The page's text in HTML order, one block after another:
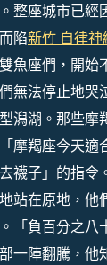
整座城市已經
陷新竹 自律神
魚座們，開始
無法停止地哭
潟湖。那些摩
摩羯座今天適
襪子」的指令
站在原地，他
「負百分之八
一陣翻騰，他